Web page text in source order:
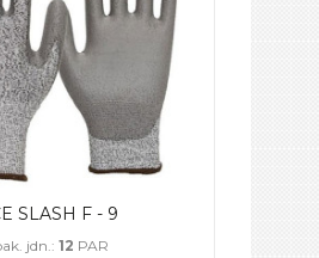
SLASH F - 9
jdn.: 12 PAR